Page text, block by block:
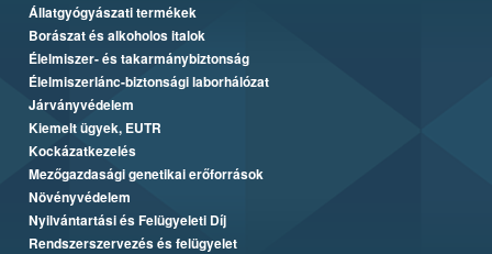
Állatgyógyászati termékek
Borászat és alkoholos italok
Élelmiszer- és takarmánybiztonság
Élelmiszerlánc-biztonsági laborhálózat
Járványvédelem
Kiemelt ügyek, EUTR
Kockázatkezelés
Mezőgazdasági genetikai erőforrások
Növényvédelem
Nyilvántartási és Felügyeleti Díj
Rendszerszervezés és felügyelet